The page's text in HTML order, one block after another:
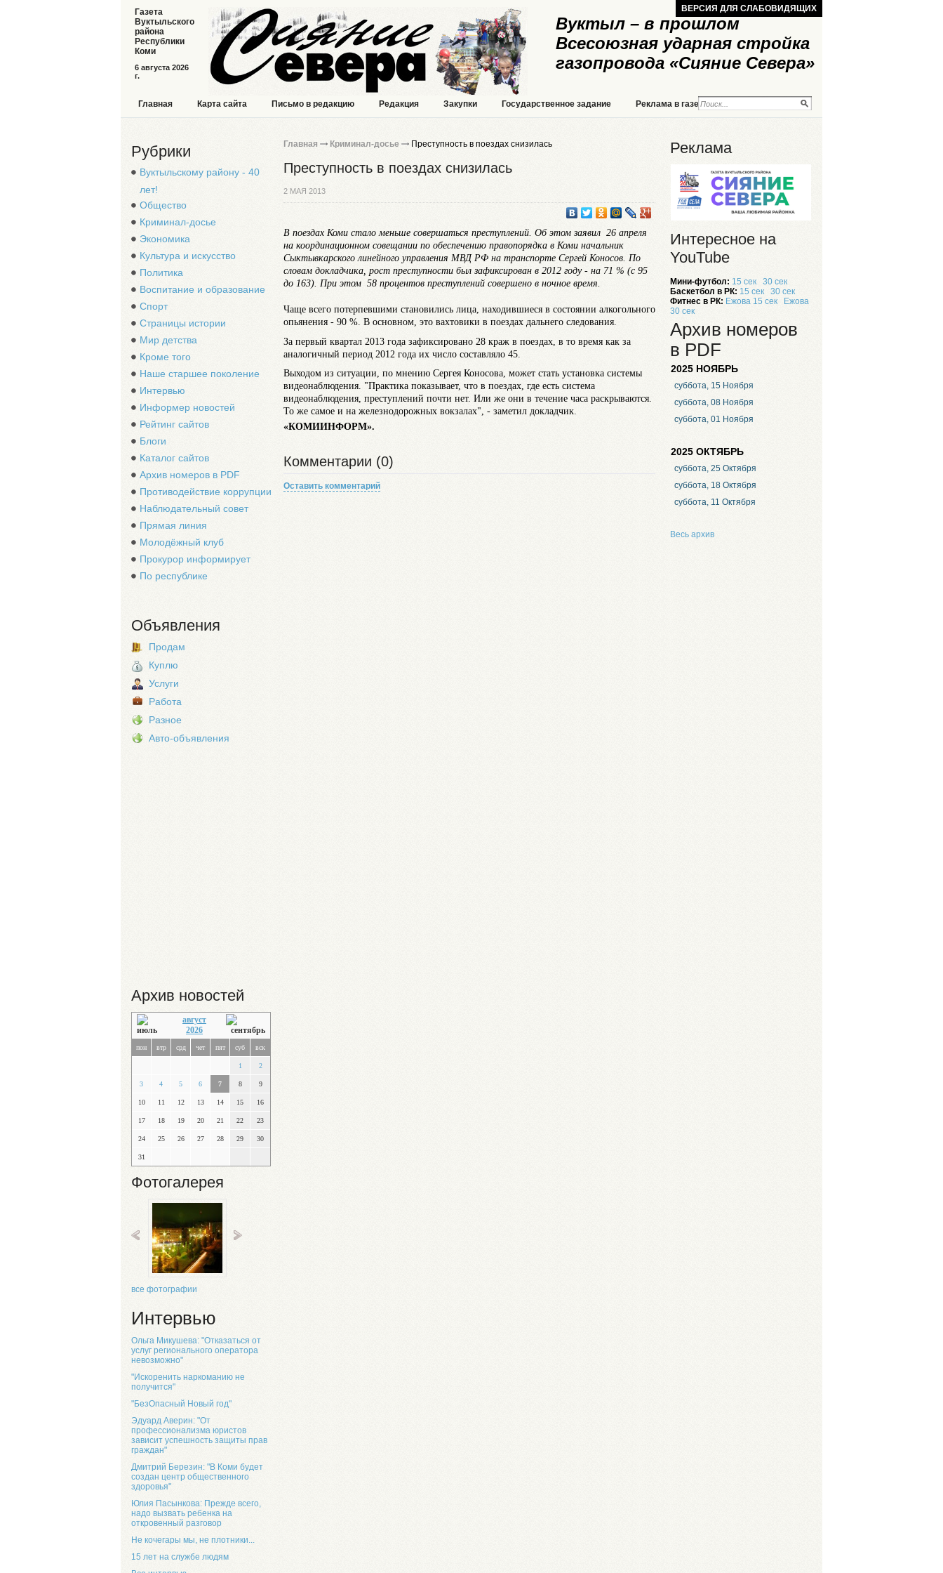
Вуктыл – в прошлом
Всесоюзная ударная стройка
газопровода «Сияние Севера»
6 августа 2026
г.
Газета
Вуктыльского
района
Республики
Коми
ВЕРСИЯ ДЛЯ СЛАБОВИДЯЩИХ
Главная Карта сайта Письмо в редакцию Редакция Закупки Государственное задание Реклама в газете Реклама на сайте
Рубрики
Вуктыльскому району - 40
лет!
Общество
Криминал-досье
Экономика
Культура и искусство
Политика
Воспитание и образование
Спорт
Страницы истории
Мир детства
Кроме того
Наше старшее поколение
Интервью
Информер новостей
Рейтинг сайтов
Блоги
Каталог сайтов
Архив номеров в PDF
Противодействие коррупции
Наблюдательный совет
Прямая линия
Молодёжный клуб
Прокурор информирует
По республике
Объявления
Продам
Куплю
Услуги
Работа
Разное
Авто-объявления
Архив новостей
август
2026
пон втр срд чет пят суб вск
1 2
3 4 5 6 7 8 9
10 11 12 13 14 15 16
17 18 19 20 21 22 23
24 25 26 27 28 29 30
31
Фотогалерея
все фотографии
Интервью
Ольга Микушева: "Отказаться от
услуг регионального оператора
невозможно"
"Искоренить наркоманию не
получится"
"БезОпасный Новый год"
Эдуард Аверин: "От
профессионализма юристов
зависит успешность защиты прав
граждан"
Дмитрий Березин: "В Коми будет
создан центр общественного
здоровья"
Юлия Пасынкова: Прежде всего,
надо вызвать ребенка на
откровенный разговор
Не кочегары мы, не плотники...
15 лет на службе людям
Главная Криминал-досье Преступность в поездах снизилась
Преступность в поездах снизилась
2 МАЯ 2013
В поездах Коми стало меньше совершаться преступлений. Об этом заявил 26 апреля
на координационном совещании по обеспечению правопорядка в Коми начальник
Сыктывкарского линейного управления МВД РФ на транспорте Сергей Коносов. По
словам докладчика, рост преступности был зафиксирован в 2012 году - на 71 % (с 95
до 163). При этом 58 процентов преступлений совершено в ночное время.
Чаще всего потерпевшими становились лица, находившиеся в состоянии алкогольного
опьянения - 90 %. В основном, это вахтовики в поездах дальнего следования.
За первый квартал 2013 года зафиксировано 28 краж в поездах, в то время как за
аналогичный период 2012 года их число составляло 45.
Выходом из ситуации, по мнению Сергея Коносова, может стать установка системы
видеонаблюдения. "Практика показывает, что в поездах, где есть система
видеонаблюдения, преступлений почти нет. Или же они в течение часа раскрываются.
То же самое и на железнодорожных вокзалах", - заметил докладчик.
«КОМИИНФОРМ».
Комментарии (0)
Оставить комментарий
Реклама
Интересное на
YouTube
Мини-футбол: 15 сек
30 сек
Баскетбол в РК: 15 сек
30 сек
Фитнес в РК: Ежова 15 сек
Ежова
30 сек
Архив номеров
в PDF
2025 НОЯБРЬ
суббота, 15 Ноября
суббота, 08 Ноября
суббота, 01 Ноября
2025 ОКТЯБРЬ
суббота, 25 Октября
суббота, 18 Октября
суббота, 11 Октября
Весь архив